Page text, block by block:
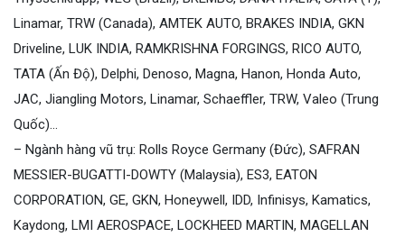
Linamar, TRW (Canada), AMTEK AUTO, BRAKES INDIA, GKN
Driveline, LUK INDIA, RAMKRISHNA FORGINGS, RICO AUTO,
TATA (Ấn Độ), Delphi, Denoso, Magna, Hanon, Honda Auto,
JAC, Jiangling Motors, Linamar, Schaeffler, TRW, Valeo (Trung
Quốc)…
– Ngành hàng vũ trụ: Rolls Royce Germany (Đức), SAFRAN
MESSIER-BUGATTI-DOWTY (Malaysia), ES3, EATON
CORPORATION, GE, GKN, Honeywell, IDD, Infinisys, Kamatics,
Kaydong, LMI AEROSPACE, LOCKHEED MARTIN, MAGELLAN